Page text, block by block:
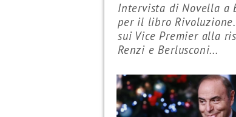
Intervista di Novella a
per il libro
sui Vice Premier alla
Renzi e Berlusconi...